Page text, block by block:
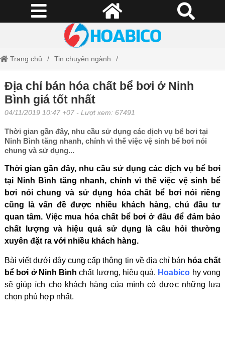
Trang chủ Tin chuyên ngành
Địa chỉ bán hóa chất bể bơi ở Ninh Bình giá tốt nhất
Địa chỉ bán hóa chất bể bơi ở Ninh
Bình giá tốt nhất
04/11/2019 10:47 +07 - Lượt xem: 67491
Thời gian gần đây, nhu cầu sử dụng các dịch vụ bể bơi tại
Ninh Bình tăng nhanh, chính vì thế việc vệ sinh bể bơi nói
chung và sử dụng...
Thời gian gần đây, nhu cầu sử dụng các dịch vụ bể bơi
tại Ninh Bình tăng nhanh, chính vì thế việc vệ sinh bể
bơi nói chung và sử dụng hóa chất bể bơi nói riêng
cũng là vấn đề được nhiều khách hàng, chủ đầu tư
quan tâm. Việc mua hóa chất bể bơi ở đâu để đảm bảo
chất lượng và hiệu quả sử dụng là câu hỏi thường
xuyên đặt ra với nhiều khách hàng.
Bài viết dưới đây cung cấp thông tin về địa chỉ bán hóa chất
bể bơi ở Ninh Bình chất lượng, hiệu quả. Hoabico hy vọng
sẽ giúp ích cho khách hàng của mình có được những lựa
chọn phù hợp nhất.